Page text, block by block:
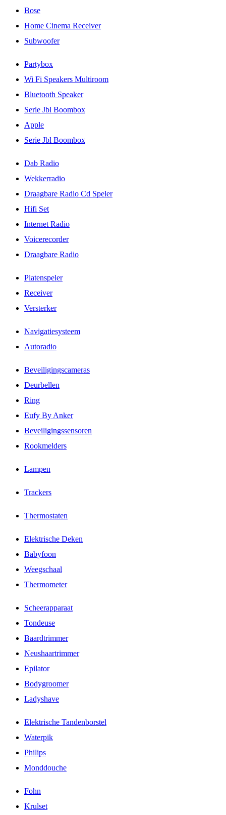
Bose
Home Cinema Receiver
Subwoofer
Partybox
Wi Fi Speakers Multiroom
Bluetooth Speaker
Serie Jbl Boombox
Apple
Serie Jbl Boombox
Dab Radio
Wekkerradio
Draagbare Radio Cd Speler
Hifi Set
Internet Radio
Voicerecorder
Draagbare Radio
Platenspeler
Receiver
Versterker
Navigatiesysteem
Autoradio
Beveiligingscameras
Deurbellen
Ring
Eufy By Anker
Beveiligingssensoren
Rookmelders
Lampen
Trackers
Thermostaten
Elektrische Deken
Babyfoon
Weegschaal
Thermometer
Scheerapparaat
Tondeuse
Baardtrimmer
Neushaartrimmer
Epilator
Bodygroomer
Ladyshave
Elektrische Tandenborstel
Waterpik
Philips
Monddouche
Fohn
Krulset